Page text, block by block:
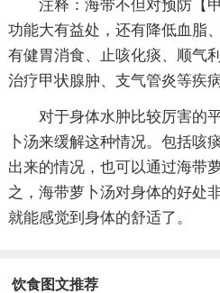
注释：海带不但对预防【
功能大有益处，还有降低血脂
有健胃消食、止咳化痰、顺气
治疗甲状腺肿、支气管炎等疾病
对于身体水肿比较厉害的
卜汤来缓解这种情况。包括咳
出来的情况，也可以通过海带
之，海带萝卜汤对身体的好处
就能感觉到身体的舒适了。
饮食图文推荐